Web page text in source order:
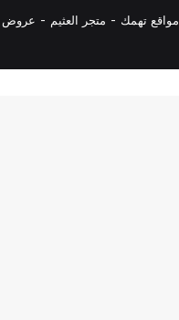
مواقع تهمك - متجر العثيم - عروض